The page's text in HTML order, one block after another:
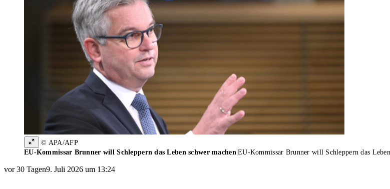
© APA/AFP
EU-Kommissar Brunner will Schleppern das Leben schwer machen|EU-Kommissar Brunner will Schleppern das
vor 30 Tagen9. Juli 2026 um 13:24